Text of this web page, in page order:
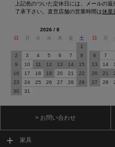
上記色のついた定休日には、メールの
了承下さい。直営店舗の営業時間は休業
2026 / 8
日
月 火 水 木 金
土
1
2
3 4 5 6 7
8
9
10 11 12 13 14
15
16
17 18 19 20 21
22
23
24 25 26 27 28
29
30
31
日
月
6
7
13
14
20
21
27
28
> お問い合わせ
家具